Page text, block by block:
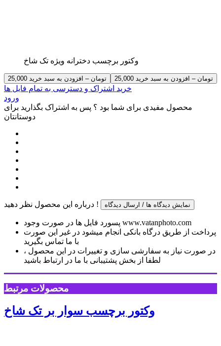
وکتور برچسب دخترانه ویژه تک شاخ
25,000 تومان – افزودن به سبد خرید
خرید اشتراک و دسترسی به تمام فایل ها
ورود
محصول مفیدی برای شما بود ؟ پس به اشتراک بگذارید برای
دوستانتان
درباره این محصول نظر دهید ! نمایش دیدگاه ها / ارسال دیدگاه
پسورد فایل ها در صورت وجود www.vatanphoto.com
پرداخت از طریق درگاه بانکی انجام میشود در غیر این صورت
با ما تماس بگیرید
در صورت نیاز به سفارشی سازی و تغییرات در این محصول ،
لطفا از بخش پشتیبانی با ما در ارتباط باشید
محصولات مرتبط
وکتور برچسب سوار بر تک شاخ